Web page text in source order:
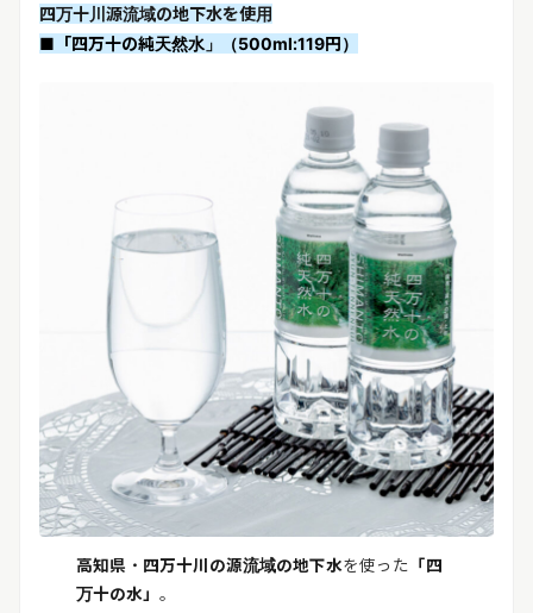
四万十川源流域の地下水を使用
■「四万十の純天然水」（500ml:119円）
高知県・四万十川の源流域の地下水を使った 「四
万十の水」 。